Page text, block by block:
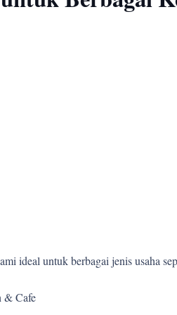
ideal untuk berbagai jenis usaha
& Cafe